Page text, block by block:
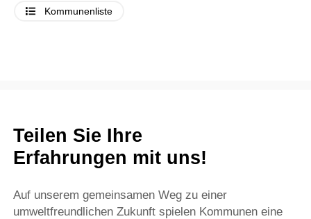
Kommunenliste
Teilen Sie Ihre
Erfahrungen mit uns!
Auf unserem gemeinsamen Weg zu einer
umweltfreundlichen Zukunft spielen Kommunen eine